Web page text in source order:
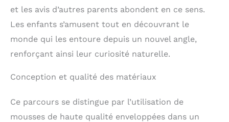
et les avis d’autres parents abondent en ce sens.
Les enfants s’amusent tout en découvrant le
monde qui les entoure depuis un nouvel angle,
renforçant ainsi leur curiosité naturelle.
Conception et qualité des matériaux
Ce parcours se distingue par l’utilisation de
mousses de haute qualité enveloppées dans un